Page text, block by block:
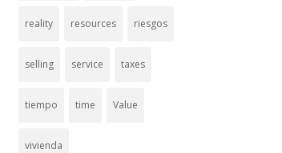
reality resources riesgos
selling service taxes
tiempo time Value
vivienda